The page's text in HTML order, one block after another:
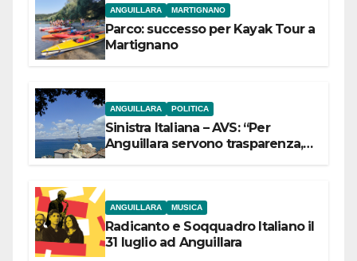
ANGUILLARA MARTIGNANO
Parco: successo per Kayak Tour a
Martignano
ANGUILLARA POLITICA
Sinistra Italiana – AVS: “Per
Anguillara servono trasparenza,
ANGUILLARA MUSICA
Radicanto e Soqquadro Italiano il
31 luglio ad Anguillara